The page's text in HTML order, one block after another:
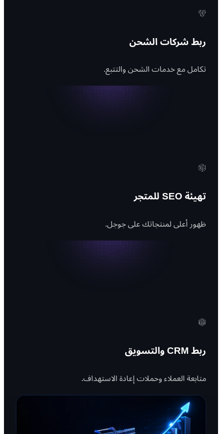
ربط شركات الشحن
تكامل مع خدمات الشحن والتتبع.
تهيئة SEO للمتجر
ظهور أعلى لمنتجاتك على جوجل.
ربط CRM والتسويق
متابعة العملاء وحملات إعادة الاستهداف.